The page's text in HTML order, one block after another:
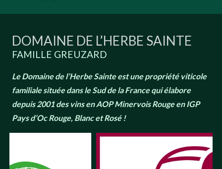
DOMAINE DE L’HERBE SAINTE
FAMILLE GREUZARD
Le Domaine de l’Herbe Sainte est une propriété viticole
familiale située dans le Sud de la France qui élabore
depuis 2001 des vins en AOP Minervois Rouge en IGP
Pays d’Oc Rouge, Blanc et Rosé!